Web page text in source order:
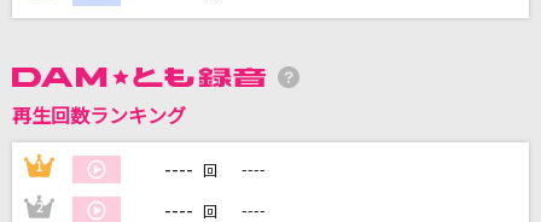
カラオケをもっと楽しもう！
再生回数ランキング
1 ---- 回 ----
2 ---- 回 ----